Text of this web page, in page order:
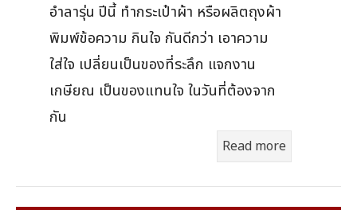
อำลารุ่น ปีนี้ ทำกระเป๋าผ้า หรือผลิตถุงผ้า
พิมพ์ข้อความ กินใจ กันดีกว่า เอาความ
ใส่ใจ เปลี่ยนเป็นของที่ระลึก แจกงาน
เกษียณ เป็นของแทนใจ ในวันที่ต้องจาก
กัน
Read more